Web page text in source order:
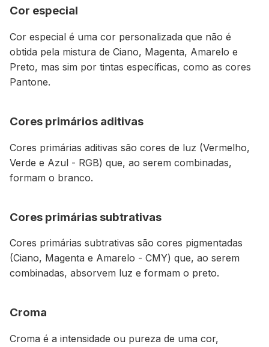
Cor especial
Cor especial é uma cor personalizada que não é
obtida pela mistura de Ciano, Magenta, Amarelo e
Preto, mas sim por tintas específicas, como as cores
Pantone.
Cores primários aditivas
Cores primárias aditivas são cores de luz (Vermelho,
Verde e Azul - RGB) que, ao serem combinadas,
formam o branco.
Cores primárias subtrativas
Cores primárias subtrativas são cores pigmentadas
(Ciano, Magenta e Amarelo - CMY) que, ao serem
combinadas, absorvem luz e formam o preto.
Croma
Croma é a intensidade ou pureza de uma cor,